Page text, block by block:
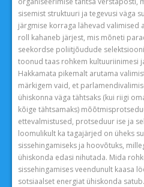
sisemist struktuuri ja tegevusi väga
järgmise korraga lähevad valimised
roll kahaneb järjest, mis mõneti
seekordse poliitjõudude
toonud taas rohkem kultuuriinimesi
Hakkamata pikemalt arutama
märkigem vaid, et
ühiskonna väga tähtsaks (kui riigi
kõige tähtsamaks)
ettevalmistused, protseduur ise ja
loomulikult ka tagajärjed on üheks
sissehingamiseks ja hoovõtuks,
ühiskonda edasi nihutada. Mida
sissehingamises veendunult kaasa
sotsiaalset energiat ühiskonda